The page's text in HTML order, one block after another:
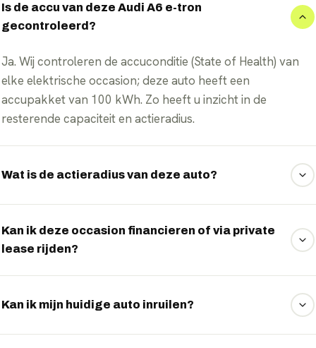
Is de accu van deze Audi A6 e-tron
gecontroleerd?
Ja. Wij controleren de accuconditie (State of Health) van
elke elektrische occasion; deze auto heeft een
accupakket van 100 kWh. Zo heeft u inzicht in de
resterende capaciteit en actieradius.
Wat is de actieradius van deze auto?
met rijstijl, snelheid, buitentemperatuur en belading.
Kan ik deze occasion financieren of via private
lease rijden?
private lease rijden. Wij vergelijken vrijblijvend de
Kan ik mijn huidige auto inruilen?